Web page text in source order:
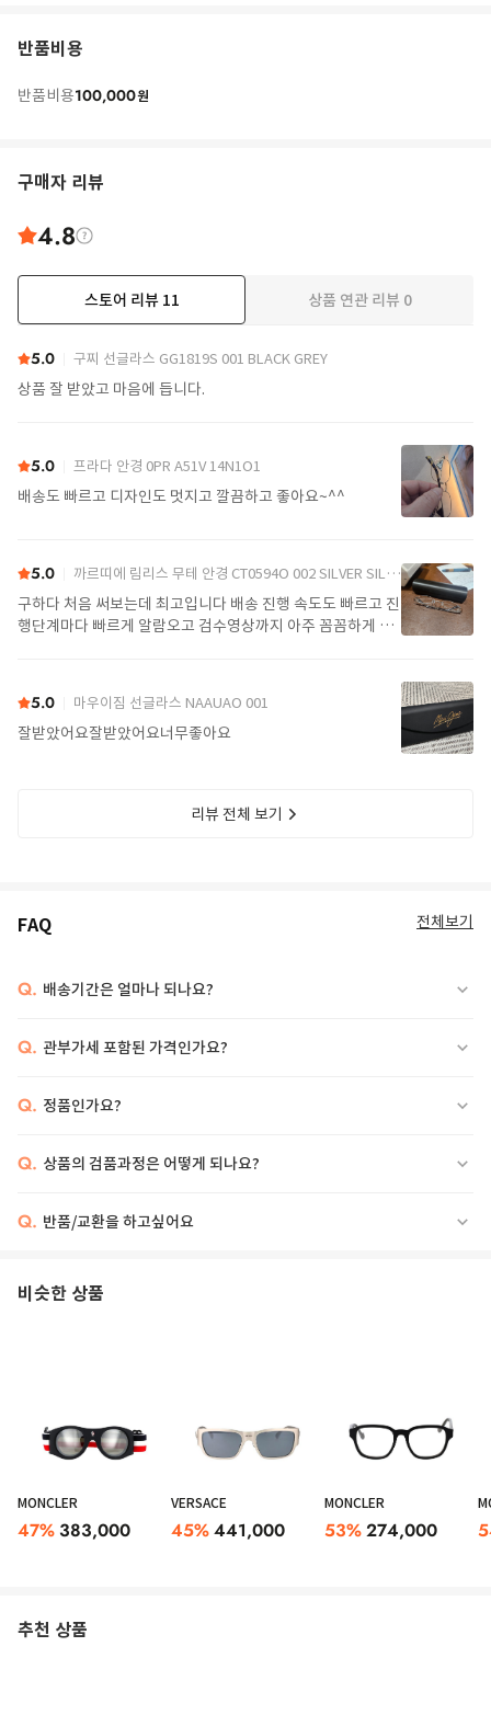
반품비용
반품비용100,000원
구매자 리뷰
4.8
스토어 리뷰 11 상품 연관 리뷰 0
5.0 구찌 선글라스 GG1819S 001 BLACK GREY
상품 잘 받았고 마음에 듭니다.
5.0 프라다 안경 0PR A51V 14N1O1
배송도 빠르고 디자인도 멋지고 깔끔하고 좋아요~^^
5.0 까르띠에 림리스 무테 안경 CT0594O 002 SILVER SILVER TRANSPARENT
구하다 처음 써보는데 최고입니다 배송 진행 속도도 빠르고 진
행단계마다 빠르게 알람오고 검수영상까지 아주 꼼꼼하게 찍
5.0 마우이짐 선글라스 NAAUAO 001
잘받았어요잘받았어요너무좋아요
리뷰 전체 보기
FAQ 전체보기
Q. 배송기간은 얼마나 되나요?
Q. 관부가세 포함된 가격인가요?
Q. 정품인가요?
Q. 상품의 검품과정은 어떻게 되나요?
Q. 반품/교환을 하고싶어요
비슷한 상품
MONCLER
47% 383,000
VERSACE
45%441,000
MONCLER
53%274,000
추천 상품